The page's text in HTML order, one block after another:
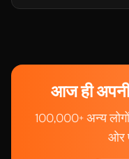
आज ही अपनी
100,000+ अन्य
ओर